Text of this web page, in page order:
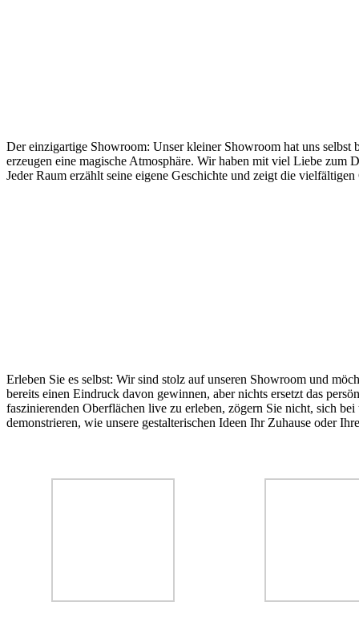
Der einzigartige Showroom: Unser kleiner Showroom hat uns
erzeugen eine magische Atmosphäre. Wir haben mit viel Liebe zum
Jeder Raum erzählt seine eigene Geschichte und zeigt die
Erleben Sie es selbst: Wir sind stolz auf unseren Showroom und
bereits einen Eindruck davon gewinnen, aber nichts ersetzt das
faszinierenden Oberflächen live zu erleben, zögern Sie nicht, sich
demonstrieren, wie unsere gestalterischen Ideen Ihr Zuhause oder